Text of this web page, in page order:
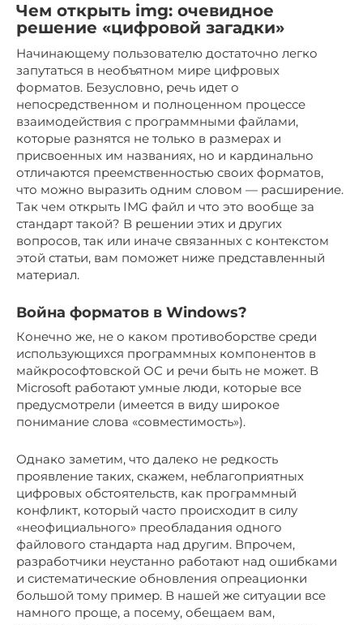
Чем открыть img: очевидное
решение «цифровой загадки»
Начинающему пользователю достаточно легко
запутаться в необъятном мире цифровых
форматов. Безусловно, речь идет о
непосредственном и полноценном процессе
взаимодействия с программными файлами,
которые разнятся не только в размерах и
присвоенных им названиях, но и кардинально
отличаются преемственностью своих форматов,
что можно выразить одним словом — расширение.
Так чем открыть IMG файл и что это вообще за
стандарт такой? В решении этих и других
вопросов, так или иначе связанных с контекстом
этой статьи, вам поможет ниже представленный
материал.
Война форматов в Windows?
Конечно же, не о каком противоборстве среди
использующихся программных компонентов в
майкрософтовской ОС и речи быть не может. В
Microsoft работают умные люди, которые все
предусмотрели (имеется в виду широкое
понимание слова «совместимость»).
Однако заметим, что далеко не редкость
проявление таких, скажем, неблагоприятных
цифровых обстоятельств, как программный
конфликт, который часто происходит в силу
«неофициального» преобладания одного
файлового стандарта над другим. Впрочем,
разработчики неустанно работают над ошибками
и систематические обновления опреационки
большой тому пример. В нашей же ситуации все
намного проще, а посему, обещаем вам,